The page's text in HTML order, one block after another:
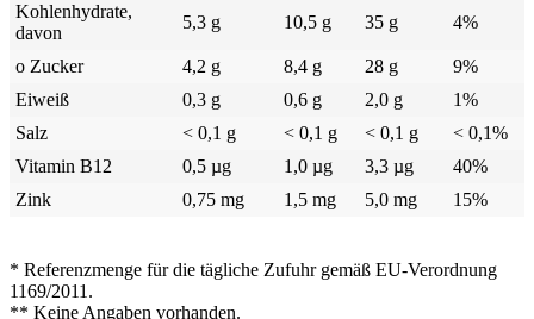
Kohlenhydrate,
davon
5,3 g 10,5 g 35 g 4%
o Zucker 4,2 g 8,4 g 28 g
9%
Eiweiß
0,3 g 0,6 g 2,0 g
1%
Salz
< 0,1 g < 0,1 g < 0,1 g
< 0,1%
Vitamin B12
0,5 µg 1,0 µg 3,3 µg
40%
Zink
0,75 mg 1,5 mg 5,0 mg 15%
* Referenzmenge für die tägliche Zufuhr gemäß EU-Verordnung
1169/2011.
** Keine Angaben vorhanden.